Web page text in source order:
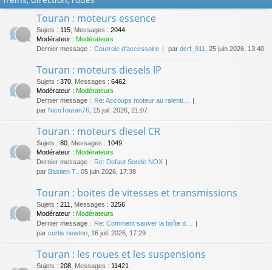
Touran : moteurs essence
Sujets : 115 Messages : 2044
Modérateur : Modérateurs
Dernier message : Courroie d'accessoire par derf_911 , 25 juin 2026, 13:40
Touran : moteurs diesels IP
Sujets : 370 Messages : 6462
Modérateur : Modérateurs
Dernier message : Re: Accoups moteur au ralenti…
par NicoTouran76 , 15 juil. 2026, 21:07
Touran : moteurs diesel CR
Sujets : 80 Messages : 1049
Modérateur : Modérateurs
Dernier message : Re: Defaut Sonde NOX
par Bastien T. , 05 juin 2026, 17:38
Touran : boites de vitesses et transmissions
Sujets : 211 Messages : 3256
Modérateur : Modérateurs
Dernier message : Re: Comment sauver la boîte d…
par curtis newton , 16 juil. 2026, 17:29
Touran : les roues et les suspensions
Sujets : 208 Messages : 11421